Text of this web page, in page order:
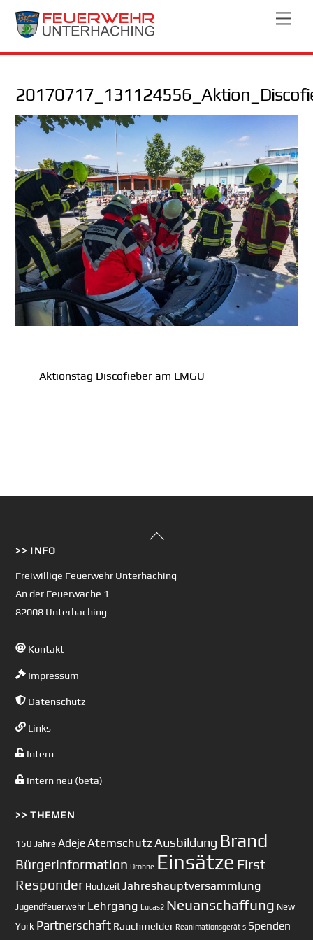
Skip
Aktionstag Discofieber am LMGU
Back
>> INFO
Freiwillige Feuerwehr Unterhaching
An der Feuerwache 1
82008 Unterhaching
Kontakt
Impressum
Datenschutz
Links
Intern
Intern neu (beta)
>> THEMEN
150 Jahre AdejeAtemschutz Ausbildung Brand
Bürgerinformation Drohne Einsätze First
Responder Hochzeit Jahreshauptversammlung
Jugendfeuerwehr Lehrgang Lucas2 Neuanschaffung New
York Partnerschaft Rauchmelder Reanimationsgerät s Spenden